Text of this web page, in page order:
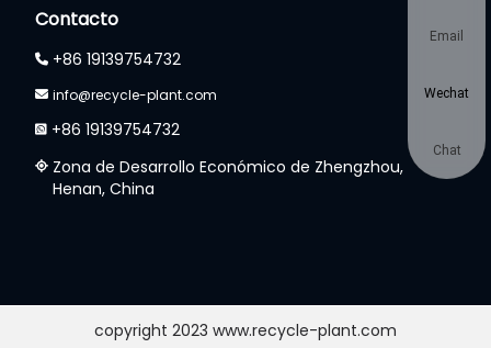
Contacto
+86 19139754732
info@recycle-plant.com
+86 19139754732
Zona de Desarrollo Económico de Zhengzhou,
Henan, China
copyright 2023 www.recycle-plant.com
Email
Wechat
Chat